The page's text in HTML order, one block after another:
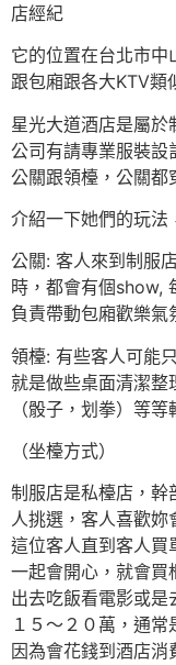
店經紀
它的位置在台北市
跟包廂跟各大KTV類
星光大道酒店是屬於
公司有請專業服裝設
公關跟領檯，公關都
介紹一下她們的玩法
公關: 客人來到制服
時，都會有個show,
負責帶動包廂歡樂氣
領檯: 有些客人可能
就是做些桌面清潔整
（骰子，划拳）等
（坐檯方式）
制服店是私檯店，幹
人挑選，客人喜歡
這位客人直到客人買
一起會開心，就會買
出去吃飯看電影或是
１５～２０萬，通
因為會花錢到酒店